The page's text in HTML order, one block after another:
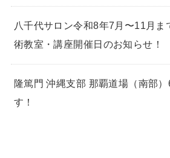
八千代サロン令和8年7月〜11月ま
術教室・講座開催日のお知らせ！
隆篤門 沖縄支部 那覇道場（南部
す！